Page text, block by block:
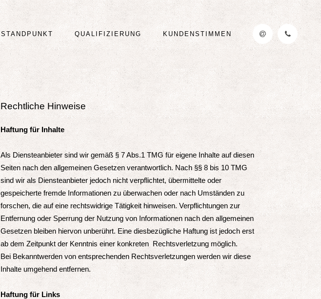
STANDPUNKT QUALIFIZIERUNG KUNDENSTIMMEN
Rechtliche Hinweise
Haftung für Inhalte
Als Diensteanbieter sind wir gemäß § 7 Abs.1 TMG für eigene Inhalte auf diesen
Seiten nach den allgemeinen Gesetzen verantwortlich. Nach §§ 8 bis 10 TMG
sind wir als Diensteanbieter jedoch nicht verpflichtet, übermittelte oder
gespeicherte fremde Informationen zu überwachen oder nach Umständen zu
forschen, die auf eine rechtswidrige Tätigkeit hinweisen. Verpflichtungen zur
Entfernung oder Sperrung der Nutzung von Informationen nach den allgemeinen
Gesetzen bleiben hiervon unberührt. Eine diesbezügliche Haftung ist jedoch erst
ab dem Zeitpunkt der Kenntnis einer konkreten Rechtsverletzung möglich.
Bei Bekanntwerden von entsprechenden Rechtsverletzungen werden wir diese
Inhalte umgehend entfernen.
Haftung für Links